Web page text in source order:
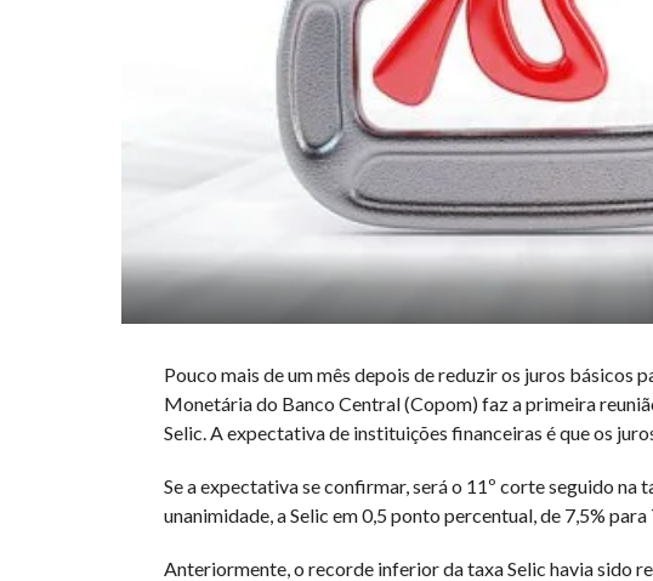
Pouco mais de um mês depois de reduzir os juros básicos
Monetária do Banco Central (Copom) faz a primeira
Selic. A expectativa de instituições financeiras é que os
Se a expectativa se confirmar, será o 11º corte seguido na
unanimidade, a Selic em 0,5 ponto percentual, de 7,5%
Anteriormente, o recorde inferior da taxa Selic havia sido